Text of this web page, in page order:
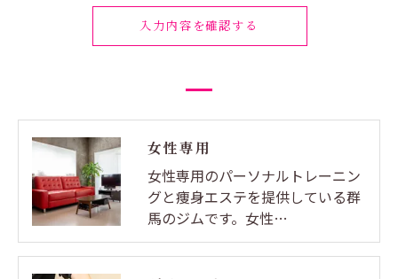
当社では、お客様の個人情報の開示･訂正･削除・利
ご本人である事を確認のうえ、対応させて頂きま
個人情報の開示･訂正･削除・利用停止の具体的手続
きにつきましては、お電話でお問合せ下さい。
女性専用
女性専用のパーソナルトレーニン
グと痩身エステを提供している群
馬のジムです。女性…